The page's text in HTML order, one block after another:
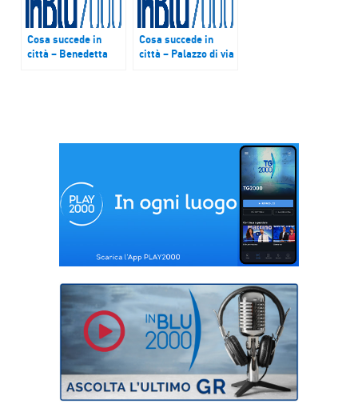
Cosa succede in
città – Benedetta
di donne arabe ed
internazionali
Cosa succede in
città – Palazzo di via